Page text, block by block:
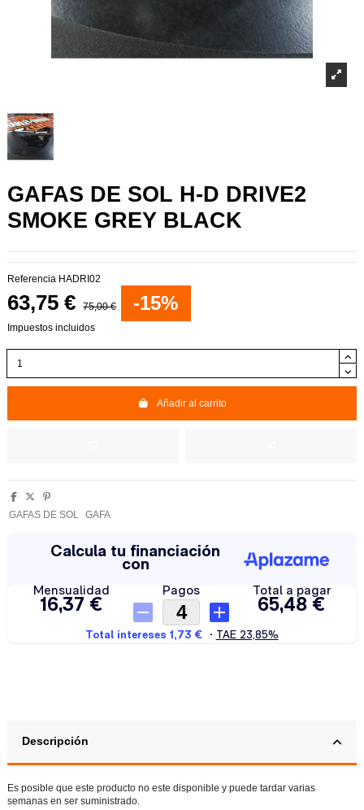
GAFAS DE SOL H-D DRIVE2
SMOKE GREY BLACK
Referencia HADRI02
63,75 € 75,00 € -15%
Impuestos incluidos
Añadir al carrito
GAFAS DE SOL GAFA
Descripción
Es posible que este producto no este disponible y puede tardar varias
semanas en ser suministrado.